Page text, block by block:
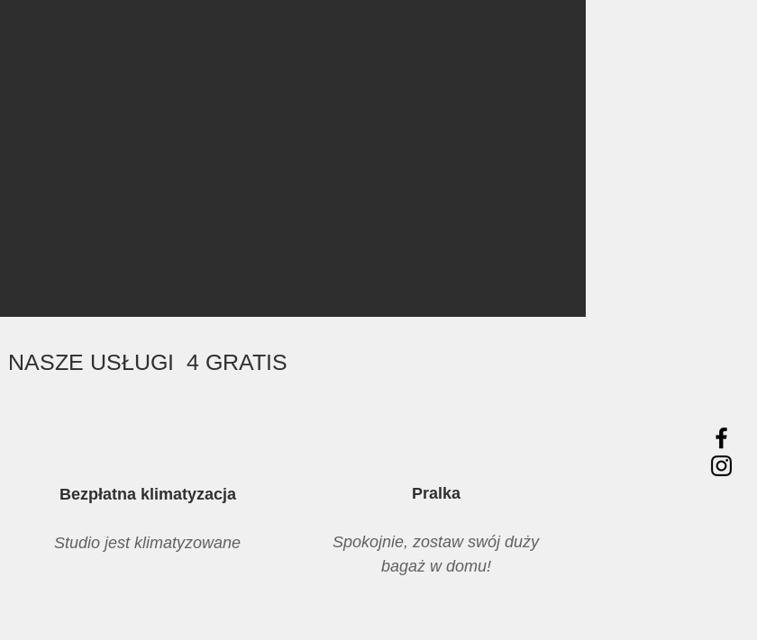
NASZE USŁUGI 4 GRATIS
Bezpłatna klimatyzacja
Studio jest klimatyzowane
Pralka
Spokojnie, zostaw swój duży
bagaż w domu!